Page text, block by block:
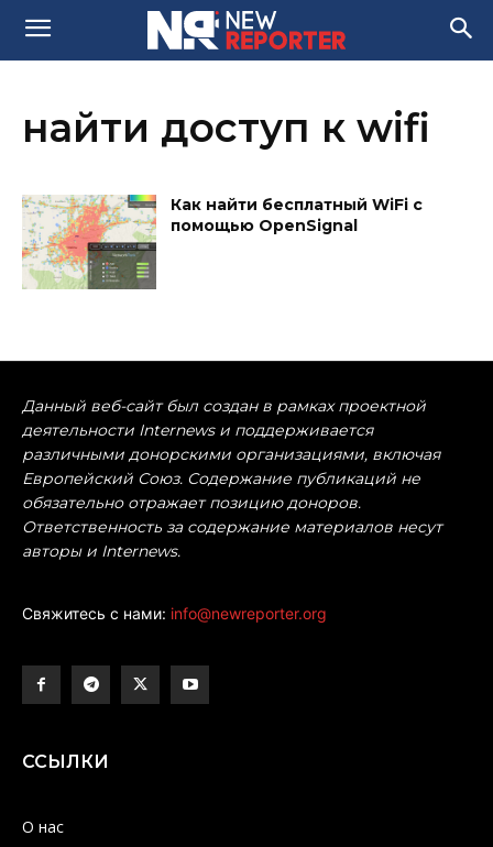
найти доступ к wifi
Как найти бесплатный WiFi с
помощью OpenSignal
Данный веб-сайт был создан в рамках проектной
деятельности Internews и поддерживается
различными донорскими организациями, включая
Европейский Союз. Содержание публикаций не
обязательно отражает позицию доноров.
Ответственность за содержание материалов несут
авторы и Internews.
Свяжитесь с нами: info@newreporter.org
ССЫЛКИ
О нас